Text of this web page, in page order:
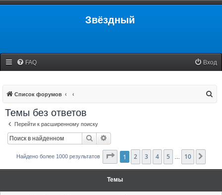
Звёздный
FAQ Вход
Список форумов
Темы без ответов
Перейти к расширенному поиску
Поиск
Найдено более 1000 результатов Страница1 из
1 2 3 4 5 10
Темы